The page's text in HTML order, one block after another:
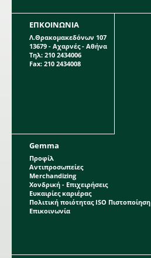
ΕΠΚΟΙΝΩΝΙΑ
Λ.Θρακομακεδόνων 107
13679 - Αχαρνές - Αθήνα
Τηλ: 210 2434006
Fax: 210 2434008
Gemma
Προφίλ
Αντιπροσωπείες
Merchandizing
Χονδρική - Επιχειρήσεις
Ευκαιρίες καριέρας
Πολιτική ποιότητας ISO Πιστοποίηση
Επικοινωνία